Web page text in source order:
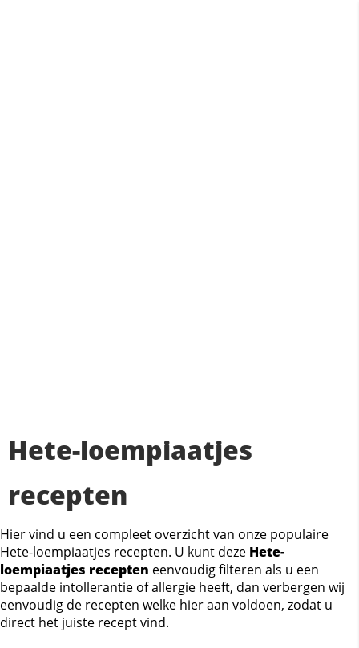
Hete-loempiaatjes
recepten
Hier vind u een compleet overzicht van onze populaire
Hete-loempiaatjes recepten. U kunt deze Hete-
loempiaatjes recepten eenvoudig filteren als u een
bepaalde intollerantie of allergie heeft, dan verbergen wij
eenvoudig de recepten welke hier aan voldoen, zodat u
direct het juiste recept vind.